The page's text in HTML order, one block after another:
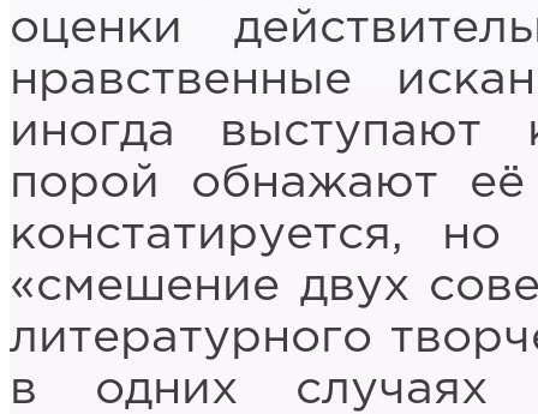
оценки
нравственные
иногда
порой обнажают её
констатируется,
«смешение двух
литературного
в одних случаях